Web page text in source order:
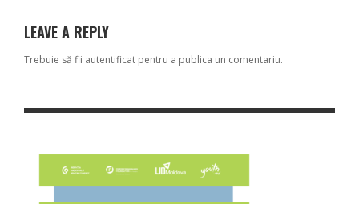
LEAVE A REPLY
Trebuie să fii autentificat pentru a publica un comentariu.